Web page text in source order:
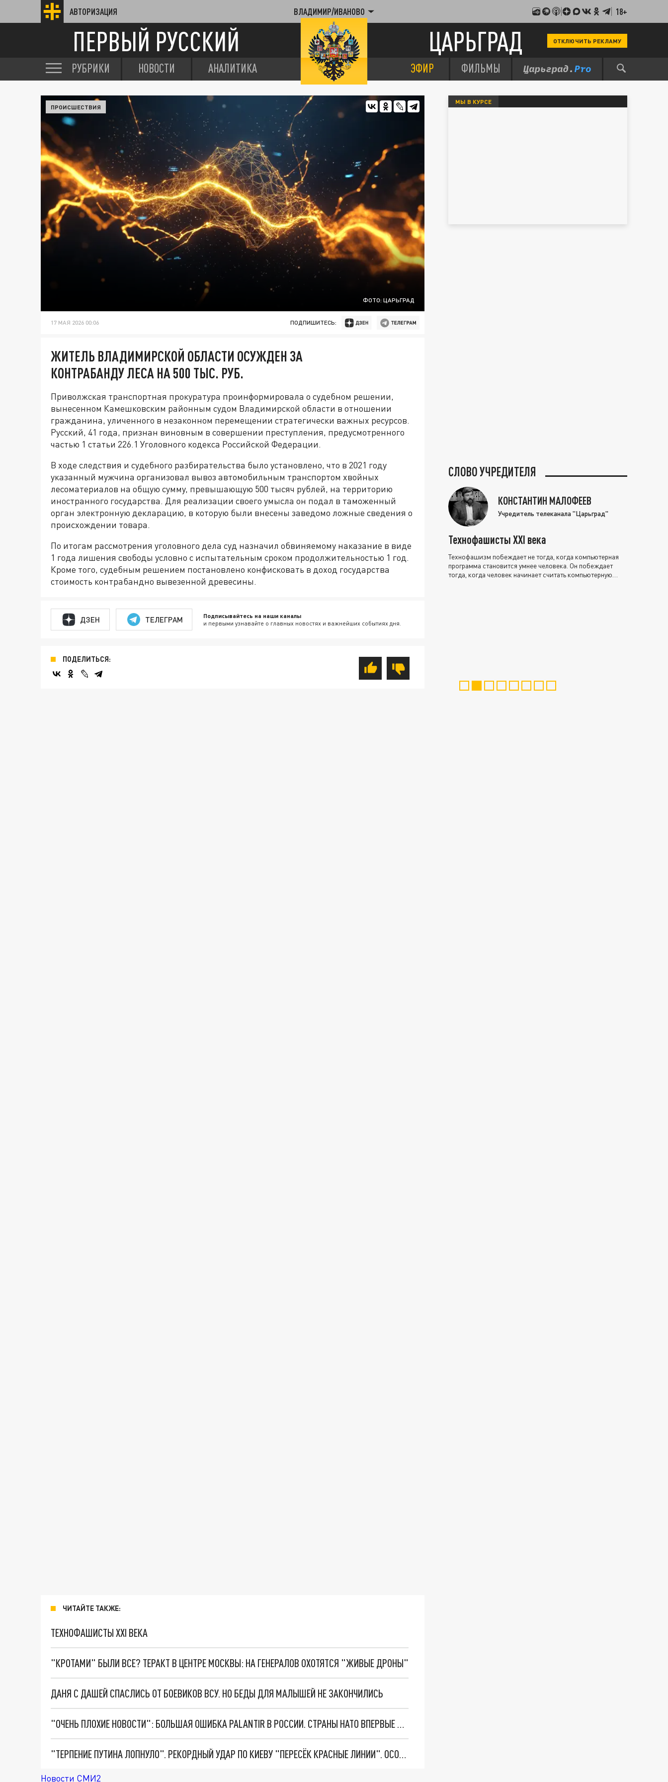
АВТОРИЗАЦИЯ ВЛАДИМИР/ИВАНОВО 18+
ПЕРВЫЙ РУССКИЙ ЦАРЬГРАД ОТКЛЮЧИТЬ РЕКЛАМУ
РУБРИКИ НОВОСТИ АНАЛИТИКА ЭФИР ФИЛЬМЫ
ФОТО: ЦАРЬГРАД
ПРОИСШЕСТВИЯ
17 МАЯ 2026 00:06 ПОДПИШИТЕСЬ:
ЖИТЕЛЬ ВЛАДИМИРСКОЙ ОБЛАСТИ ОСУЖДЕН ЗА
КОНТРАБАНДУ ЛЕСА НА 500 ТЫС. РУБ.
Приволжская транспортная прокуратура проинформировала о судебном решении,
вынесенном Камешковским районным судом Владимирской области в отношении
гражданина, уличенного в незаконном перемещении стратегически важных ресурсов.
Русский, 41 года, признан виновным в совершении преступления, предусмотренного
частью 1 статьи 226.1 Уголовного кодекса Российской Федерации.
В ходе следствия и судебного разбирательства было установлено, что в 2021 году
указанный мужчина организовал вывоз автомобильным транспортом хвойных
лесоматериалов на общую сумму, превышающую 500 тысяч рублей, на территорию
иностранного государства. Для реализации своего умысла он подал в таможенный
орган электронную декларацию, в которую были внесены заведомо ложные сведения о
происхождении товара.
По итогам рассмотрения уголовного дела суд назначил обвиняемому наказание в виде
1 года лишения свободы условно с испытательным сроком продолжительностью 1 год.
Кроме того, судебным решением постановлено конфисковать в доход государства
стоимость контрабандно вывезенной древесины.
ДЗЕН ТЕЛЕГРАМ Подписывайтесь на наши каналы
и первыми узнавайте о главных новостях и важнейших событиях дня.
ПОДЕЛИТЬСЯ:
ЧИТАЙТЕ ТАКЖЕ:
ТЕХНОФАШИСТЫ XXI ВЕКА
"КРОТАМИ" БЫЛИ ВСЕ? ТЕРАКТ В ЦЕНТРЕ МОСКВЫ: НА ГЕНЕРАЛОВ ОХОТЯТСЯ "ЖИВЫЕ ДРОНЫ"
ДАНЯ С ДАШЕЙ СПАСЛИСЬ ОТ БОЕВИКОВ ВСУ. НО БЕДЫ ДЛЯ МАЛЫШЕЙ НЕ ЗАКОНЧИЛИСЬ
"ОЧЕНЬ ПЛОХИЕ НОВОСТИ": БОЛЬШАЯ ОШИБКА PALANTIR В РОССИИ. СТРАНЫ НАТО ВПЕРВЫЕ ЗА СВО ОСТАНОВИЛИ ПОСТАВКИ ОРУЖИЯ. ВСУ ТЕРЯЮТ ПРИГРАНИЧЬЕ?
"ТЕРПЕНИЕ ПУТИНА ЛОПНУЛО". РЕКОРДНЫЙ УДАР ПО КИЕВУ "ПЕРЕСЁК КРАСНЫЕ ЛИНИИ". ОСОБЫЕ СПЕЦЫ КНДР НА ЛБС? ТАЙНЫЕ ПЕРЕГОВОРЫ ЕВРОПЫ И МОСКВЫ
Новости СМИ2
МЫ В КУРСЕ
СЛОВО УЧРЕДИТЕЛЯ
КОНСТАНТИН МАЛОФЕЕВ
Учредитель телеканала "Царьград"
Технофашисты XXI века
Технофашизм побеждает не тогда, когда компьютерная
программа становится умнее человека. Он побеждает
тогда, когда человек начинает считать компьютерную